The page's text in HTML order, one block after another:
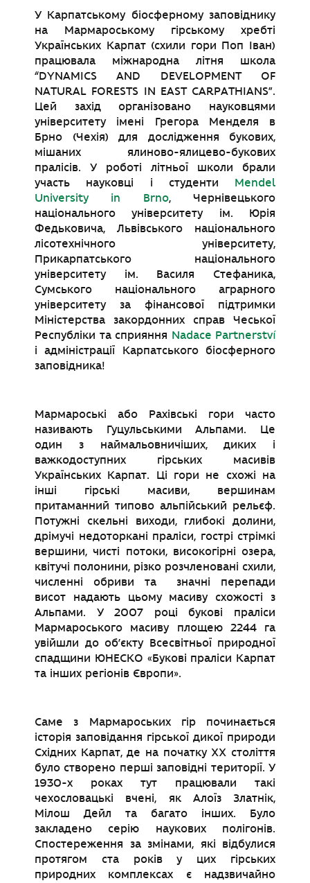
У Карпатському біосферному заповіднику
на Мармароському гірському хребті
Українських Карпат (схили гори Поп Іван)
працювала міжнародна літня школа
“DYNAMICS AND DEVELOPMENT OF
NATURAL FORESTS IN EAST CARPATHIANS”.
Цей захід організовано науковцями
університету імені Грегора Менделя в
Брно (Чехія) для дослідження букових,
мішаних ялиново-ялицево-букових
пралісів. У роботі літньої школи брали
участь науковці і студенти Mendel
University in Brno, Чернівецького
національного університету ім. Юрія
Федьковича, Львівського національного
лісотехнічного університету,
Прикарпатського національного
університету ім. Василя Стефаника,
Сумського національного аграрного
університету за фінансової підтримки
Міністерства закордонних справ Чеської
Республіки та сприяння Nadace Partnerství
і адміністрації Карпатського біосферного
заповідника!
Мармароські або Рахівські гори часто
називають Гуцульськими Альпами. Це
один з наймальовничіших, диких і
важкодоступних гірських масивів
Українських Карпат. Ці гори не схожі на
інші гірські масиви, вершинам
притаманний типово альпійський рельєф.
Потужні скельні виходи, глибокі долини,
дрімучі недоторкані праліси, гострі стрімкі
вершини, чисті потоки, високогірні озера,
квітучі полонини, різко розчленовані схили,
численні обриви та значні перепади
висот надають цьому масиву схожості з
Альпами. У 2007 році букові праліси
Мармароського масиву площею 2244 га
увійшли до об’єкту Всесвітньої природної
спадщини ЮНЕСКО «Букові праліси Карпат
та інших регіонів Європи».
Саме з Мармароських гір починається
історія заповідання гірської дикої природи
Східних Карпат, де на початку ХХ століття
було створено перші заповідні території. У
1930-х роках тут працювали такі
чехословацькі вчені, як Алоїз Златнік,
Мілош Дейл та багато інших. Було
закладено серію наукових полігонів.
Спостереження за змінами, які відбулися
протягом ста років у цих гірських
природних комплексах є надзвичайно